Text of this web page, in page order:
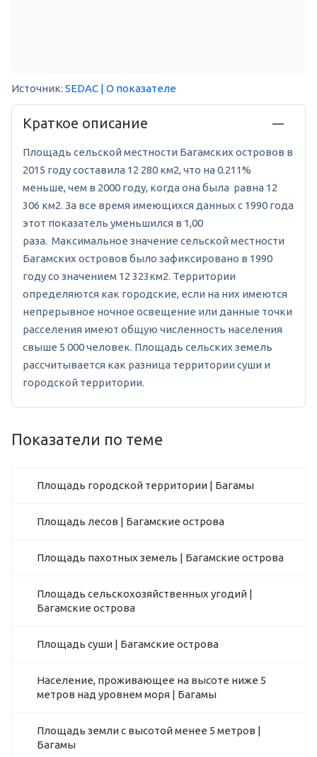
Источник: SEDAC | О показателе
Краткое описание
Площадь сельской местности Багамских островов в
2015 году составила 12 280 км2, что на 0.211%
меньше, чем в 2000 году, когда она была равна 12
306 км2. За все время имеющихся данных с 1990 года
этот показатель уменьшился в 1,00
раза. Максимальное значение сельской местности
Багамских островов было зафиксировано в 1990
году со значением 12 323км2. Территории
определяются как городские, если на них имеются
непрерывное ночное освещение или данные точки
расселения имеют общую численность населения
свыше 5 000 человек. Площадь сельских земель
рассчитывается как разница территории суши и
городской территории.
Показатели по теме
Площадь городской территории | Багамы
Площадь лесов | Багамские острова
Площадь пахотных земель | Багамские острова
Площадь сельскохозяйственных угодий |
Багамские острова
Площадь суши | Багамские острова
Население, проживающее на высоте ниже 5
метров над уровнем моря | Багамы
Площадь земли с высотой менее 5 метров |
Багамы